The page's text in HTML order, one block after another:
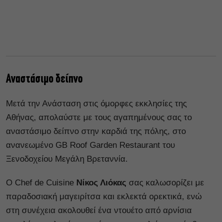
Αναστάσιμο δείπνο
Μετά την Ανάσταση στις όμορφες εκκλησίες της
Αθήνας, απολαύστε με τους αγαπημένους σας το
αναστάσιμο δείπνο στην καρδιά της πόλης, στο
ανανεωμένο GB Roof Garden Restaurant του
Ξενοδοχείου Μεγάλη Βρεταννία.
Ο Chef de Cuisine Νίκος Λιόκας σας καλωσορίζει με
παραδοσιακή μαγειρίτσα και εκλεκτά ορεκτικά, ενώ
στη συνέχεια ακολουθεί ένα ντουέτο από αρνίσια